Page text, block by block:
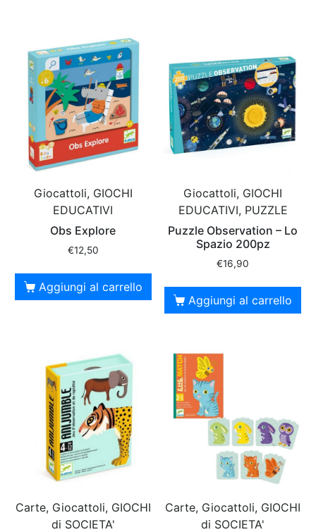
Giocattoli, GIOCHI
EDUCATIVI
Obs Explore
€12,50
Aggiungi al carrello
Giocattoli, GIOCHI
EDUCATIVI, PUZZLE
Puzzle Observation – Lo
Spazio 200pz
€16,90
Aggiungi al carrello
Carte, Giocattoli, GIOCHI
di SOCIETA'
Carte, Giocattoli, GIOCHI
di SOCIETA'